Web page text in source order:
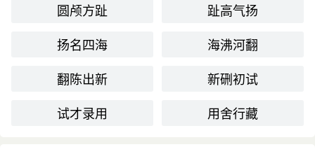
圆颅方趾
趾高气扬
扬名四海
海沸河翻
翻陈出新
新硎初试
试才录用
用舍行藏